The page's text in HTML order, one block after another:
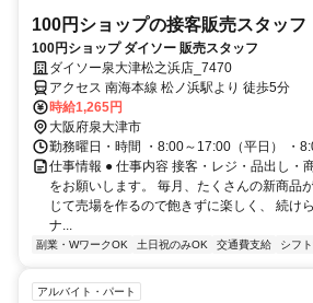
100円ショップの接客販売スタッフ
100円ショップ ダイソー 販売スタッフ
ダイソー泉大津松之浜店_7470
アクセス 南海本線 松ノ浜駅より 徒歩5分
時給1,265円
大阪府泉大津市
勤務曜日・時間 ・8:00～17:00（平日） ・
仕事情報 ● 仕事内容 接客・レジ・品出し・
をお願いします。 毎月、たくさんの新商品
じて売場を作るので飽きずに楽しく、 続け
ナ...
副業・WワークOK 土日祝のみOK 交通費支給 シフ
アルバイト・パート